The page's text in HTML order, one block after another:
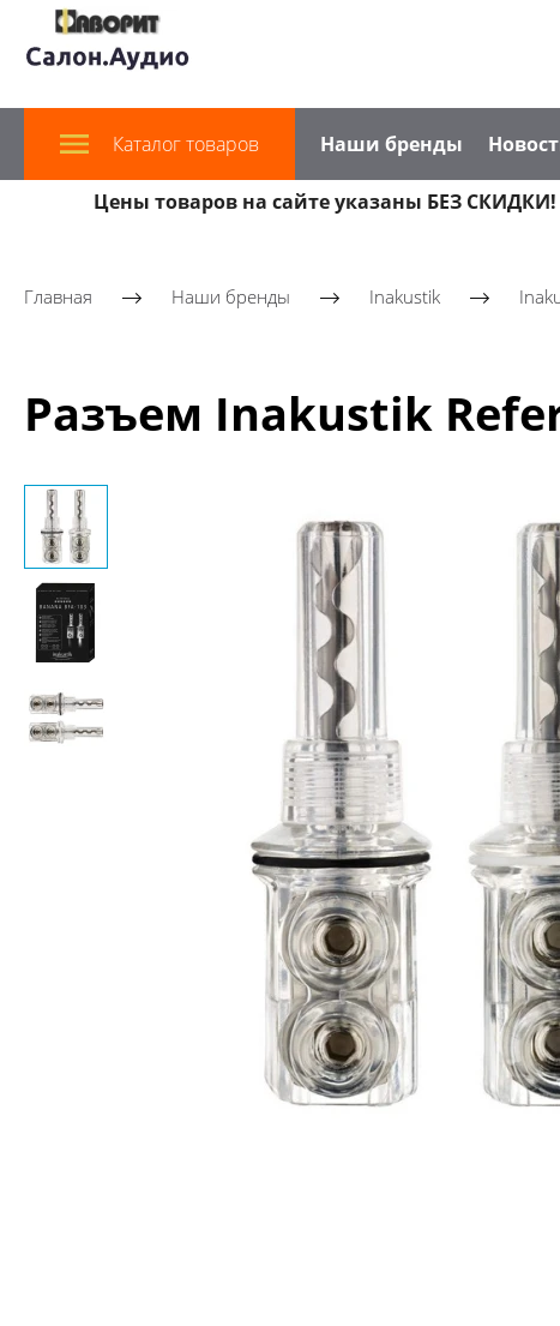
Каталог товаров Наши бренды
Цены товаров на сайте указаны БЕЗ
Главная Наши бренды Inakustik
Разъем Inakustik